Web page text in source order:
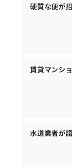
硬質な便が
賃貸マンシ
水道業者が